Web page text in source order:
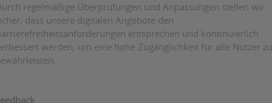
regelmäßige Überprüfungen und Anpassungen stellen wir
dass unsere digitalen Angebote den
entsprechen und kontinuierlich
werden, um eine hohe Zugänglichkeit für alle Nutzer zu